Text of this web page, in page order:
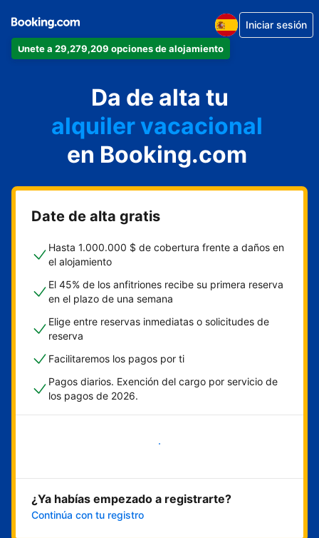
Únete a 29,279,209 opciones de alojamiento
Iniciar sesión
Da de alta tu
apartamento
hotel
alquiler vacacional
hostal o pensión
casa rural
en Booking.com
Date de alta gratis
Hasta 1.000.000 $ de cobertura frente a daños en
el alojamiento
El 45% de los anfitriones recibe su primera reserva
en el plazo de una semana
Elige entre reservas inmediatas o solicitudes de
reserva
Facilitaremos los pagos por ti
Pagos diarios. Exención del cargo por servicio de
los pagos de 2026.
Empieza ahora
¿Ya habías empezado a registrarte?
Continúa con tu registro